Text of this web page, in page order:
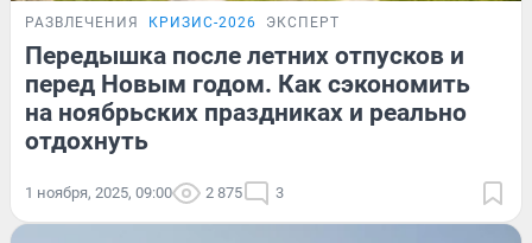
РАЗВЛЕЧЕНИЯ КРИЗИС-2026 ЭКСПЕРТ
Передышка после летних отпусков и
перед Новым годом. Как сэкономить
на ноябрьских праздниках и реально
отдохнуть
1 ноября, 2025, 09:00 2 875 3